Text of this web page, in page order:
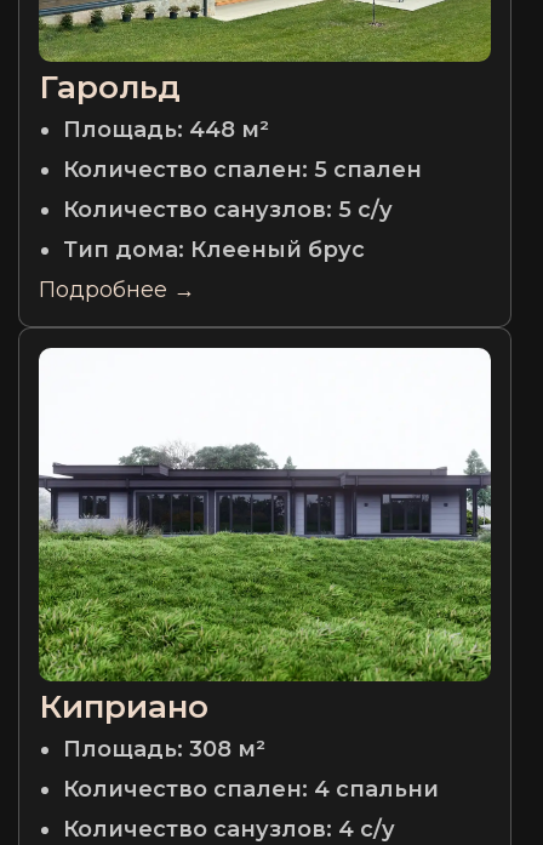
Гарольд
Площадь: 448 м²
Количество спален: 5 спален
Количество санузлов: 5 с/у
Тип дома: Клееный брус
Подробнее →
Киприано
Площадь: 308 м²
Количество спален: 4 спальни
Количество санузлов: 4 с/у